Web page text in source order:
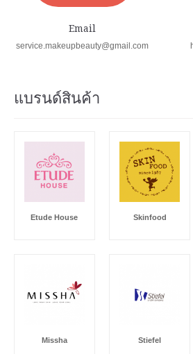
Email
service.makeupbeauty@gmail.com
แบรนด์สินค้า
Etude House Skinfood
Missha Stiefel